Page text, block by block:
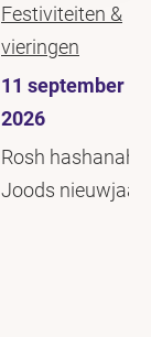
Festiviteiten &
vieringen
11 september
2026
Rosh hashanah /
Joods nieuwjaar